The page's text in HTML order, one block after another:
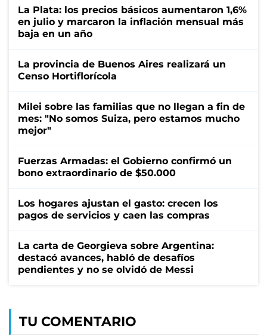
La Plata: los precios básicos aumentaron 1,6%
en julio y marcaron la inflación mensual más
baja en un año
La provincia de Buenos Aires realizará un
Censo Hortiflorícola
Milei sobre las familias que no llegan a fin de
mes: "No somos Suiza, pero estamos mucho
mejor"
Fuerzas Armadas: el Gobierno confirmó un
bono extraordinario de $50.000
Los hogares ajustan el gasto: crecen los
pagos de servicios y caen las compras
La carta de Georgieva sobre Argentina:
destacó avances, habló de desafíos
pendientes y no se olvidó de Messi
TU COMENTARIO